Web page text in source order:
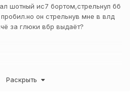
шотный ис7 бортом,стрельнул бб
он стрельнув мне в влд
за глюки вбр выдаёт?
игра в порядке.а то,что
Раскрыть